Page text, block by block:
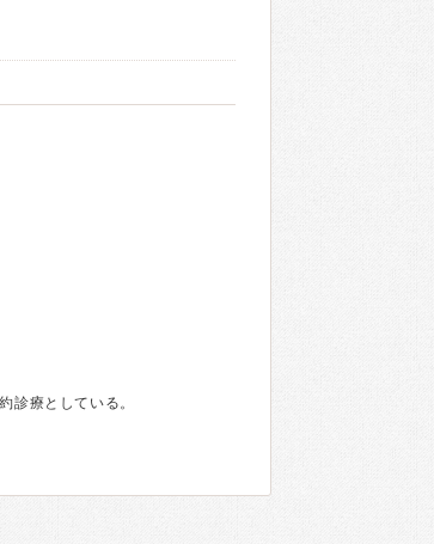
診療としている。